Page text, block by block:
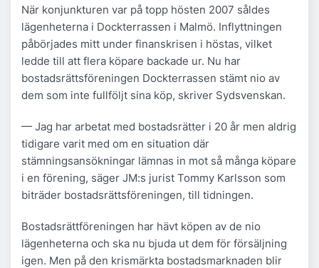
När konjunkturen var på topp hösten 2007 såldes
lägenheterna i Dockterrassen i Malmö. Inflyttningen
påbörjades mitt under finanskrisen i höstas, vilket
ledde till att flera köpare backade ur. Nu har
bostadsrättsföreningen Dockterrassen stämt nio av
dem som inte fullföljt sina köp, skriver Sydsvenskan.
— Jag har arbetat med bostadsrätter i 20 år men aldrig
tidigare varit med om en situation där
stämningsansökningar lämnas in mot så många köpare
i en förening, säger JM:s jurist Tommy Karlsson som
biträder bostadsrättsföreningen, till tidningen.
Bostadsrättföreningen har hävt köpen av de nio
lägenheterna och ska nu bjuda ut dem för försäljning
igen. Men på den krismärkta bostadsmarknaden blir